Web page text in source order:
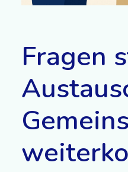
Fragen